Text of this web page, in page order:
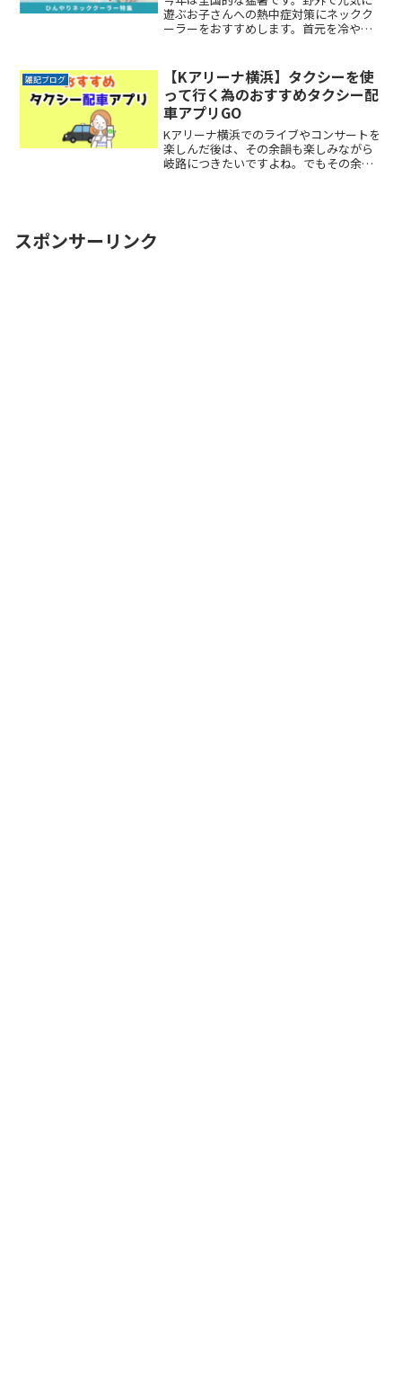
遊ぶお子さんへの熱中症対策にネックク
ーラーをおすすめします。首元を冷やす
は熱中症対策をしっかりして、お子さん
との楽しい思い出作りをしReadMore...
雑記ブログ
【Kアリーナ横浜】タクシーを使
って行く為のおすすめタクシー配
車アプリGO
Kアリーナ横浜でのライブやコンサートを
楽しんだ後は、その余韻も楽しみながら
岐路につきたいですよね。でもその余韻
スポンサーリンク